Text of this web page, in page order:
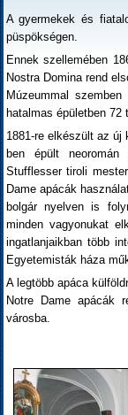
A gyermekek és
püspökségen.
Ennek szellemében
Nostra Domina rend
Múzeummal
hatalmas épületben
1881-re elkészült az új
ben épült
Stufflesser tiroli
Dame apácák
bolgár nyelven is
minden vagyonukat
ingatlanjaikban több
Egyetemisták háza
A legtöbb apáca
Notre Dame apácák
városba.